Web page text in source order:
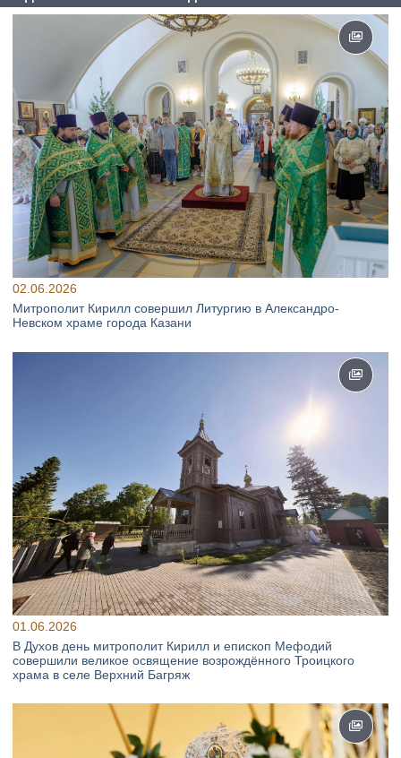
02.06.2026
Митрополит Кирилл совершил Литургию в Александро-
Невском храме города Казани
01.06.2026
В Духов день митрополит Кирилл и епископ Мефодий
совершили великое освящение возрождённого Троицкого
храма в селе Верхний Багряж